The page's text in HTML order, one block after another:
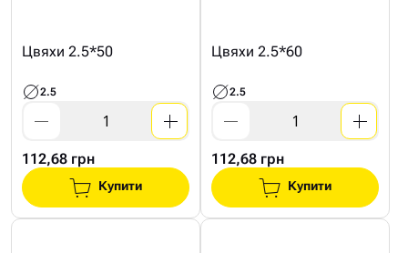
Цвяхи 2.5*50
2.5
112,68 грн
Купити
Цвяхи 2.5*60
2.5
112,68 грн
Купити